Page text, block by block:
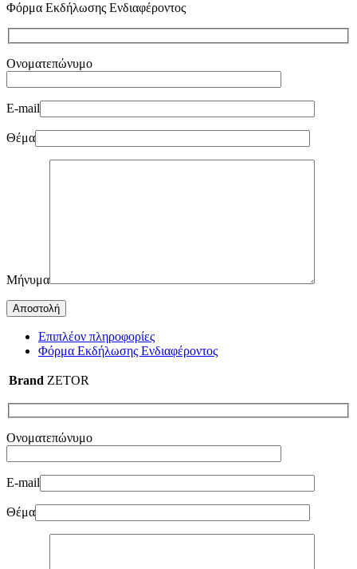
Φόρμα Εκδήλωσης Ενδιαφέροντος
Ονοματεπώνυμο
E-mail
Θέμα
Μήνυμα
Επιπλέον πληροφορίες
Φόρμα Εκδήλωσης Ενδιαφέροντος
Brand ZETOR
Ονοματεπώνυμο
E-mail
Θέμα